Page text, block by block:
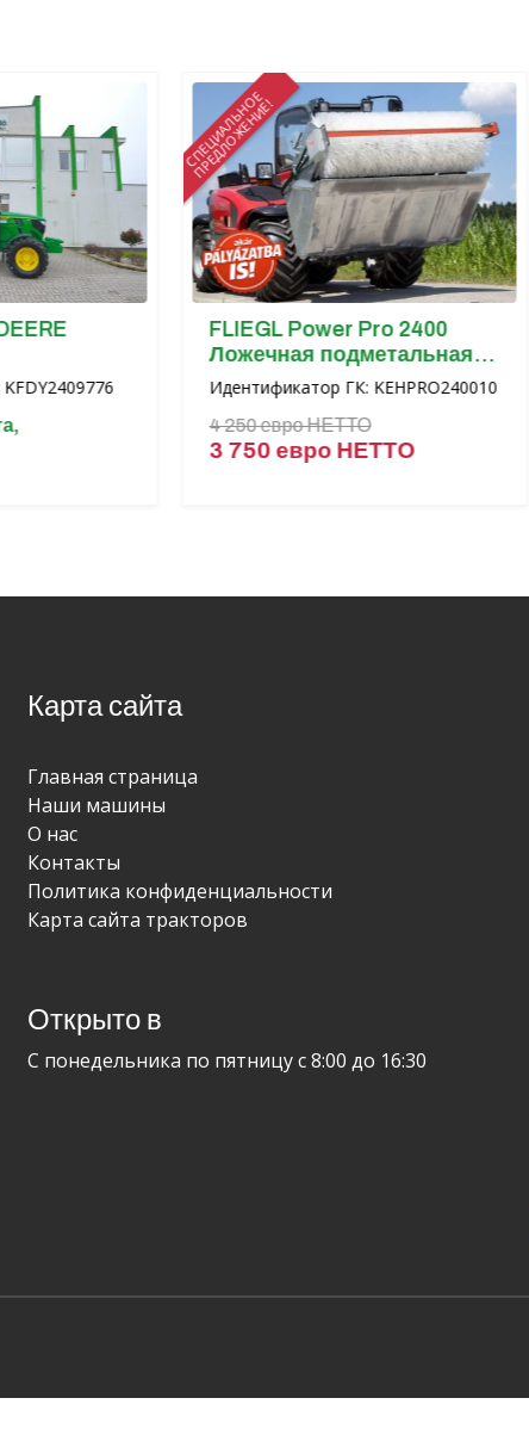
СПЕЦИАЛЬНОЕ
ПРЕДЛОЖЕНИЕ!
FLIEGL Power Pro 2400
Ложечная подметальная
машина
Идентификатор ГК: KEHPRO240010
4 250 евро НЕТТО
3 750 евро НЕТТО
СПЕЦИАЛЬНОЕ
ПРЕДЛОЖЕНИЕ!
3
3
Карта сайта
Главная страница
Наши машины
О нас
Контакты
Политика конфиденциальности
Карта сайта тракторов
Открыто в
С понедельника по пятницу с 8:00 до 16:30